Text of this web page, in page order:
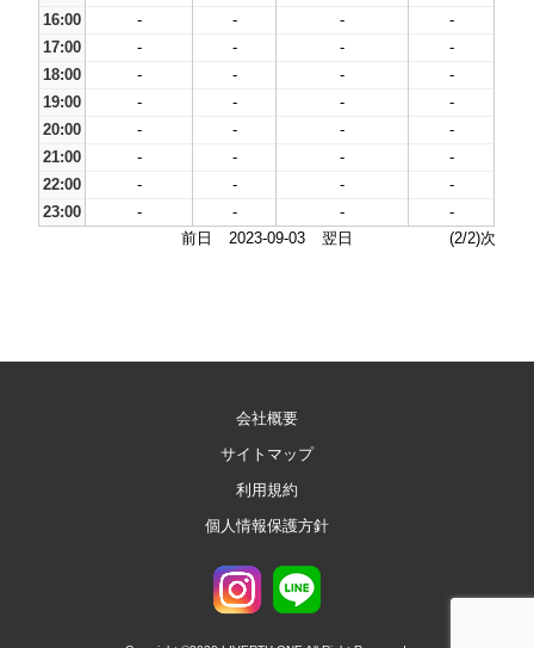
16:00
- - -
-
17:00
- - -
-
18:00
- - -
-
19:00
- - -
-
20:00
- - -
-
21:00
- - -
-
22:00
- - -
-
23:00
- - -
-
前日
2023-09-03 翌日 (2/2)次
会社概要
サイトマップ
利用規約
個人情報保護方針